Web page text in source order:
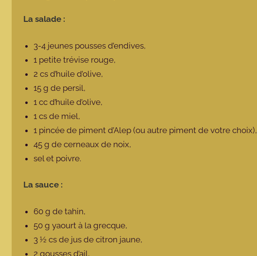
La salade :
3-4 jeunes pousses d’endives,
1 petite trévise rouge,
2 cs d’huile d’olive,
15 g de persil,
1 cc d’huile d’olive,
1 cs de miel,
1 pincée de piment d’Alep (ou autre piment de votre choix),
45 g de cerneaux de noix,
sel et poivre.
La sauce :
60 g de tahin,
50 g yaourt à la grecque,
3 ½ cs de jus de citron jaune,
2 gousses d’ail,